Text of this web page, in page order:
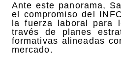
Ante este panorama,
el compromiso del
la fuerza laboral para
través de planes
formativas alineadas
mercado.